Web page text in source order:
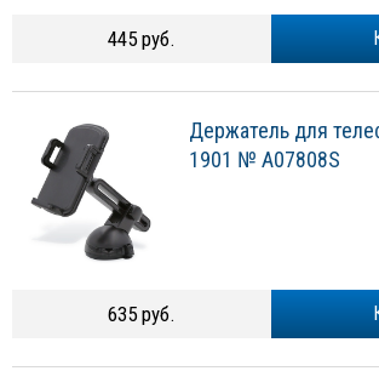
445 руб.
Держатель для
1901 № A07808S
635 руб.